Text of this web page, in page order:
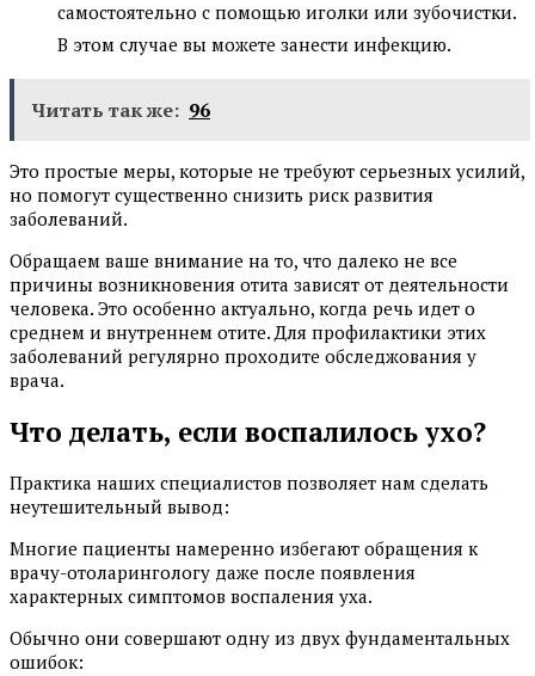
самостоятельно с помощью иголки или зубочистки.
В этом случае вы можете занести инфекцию.
Читать так же: 96
Это простые меры, которые не требуют серьезных усилий,
но помогут существенно снизить риск развития
заболеваний.
Обращаем ваше внимание на то, что далеко не все
причины возникновения отита зависят от деятельности
человека. Это особенно актуально, когда речь идет о
среднем и внутреннем отите. Для профилактики этих
заболеваний регулярно проходите обследжования у
врача.
Что делать, если воспалилось ухо?
Практика наших специалистов позволяет нам сделать
неутешительный вывод:
Многие пациенты намеренно избегают обращения к
врачу-отоларингологу даже после появления
характерных симптомов воспаления уха.
Обычно они совершают одну из двух фундаментальных
ошибок: